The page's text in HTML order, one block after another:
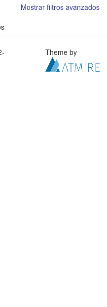
Mostrar filtros avanzados
Theme by